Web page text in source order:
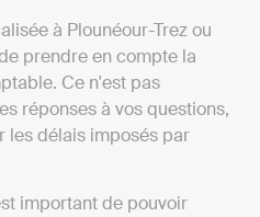
à Plounéour-Trez ou
prendre en compte la
Ce n'est pas
réponses à vos questions,
les délais imposés par
important de pouvoir